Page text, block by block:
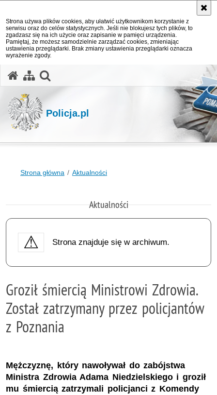
Strona używa plików cookies, aby ułatwić użytkownikom korzystanie z
serwisu oraz do celów statystycznych. Jeśli nie blokujesz tych plików, to
zgadzasz się na ich użycie oraz zapisanie w pamięci urządzenia.
Pamiętaj, że możesz samodzielnie zarządzać cookies, zmieniając
ustawienia przeglądarki. Brak zmiany ustawienia przeglądarki oznacza
wyrażenie zgody.
Policja.pl
Strona główna Aktualności
Aktualności
Strona znajduje się w archiwum.
Groził śmiercią Ministrowi Zdrowia.
Został zatrzymany przez policjantów
z Poznania
Mężczyznę, który nawoływał do zabójstwa
Ministra Zdrowia Adama Niedzielskiego i groził
mu śmiercią zatrzymali policjanci z Komendy